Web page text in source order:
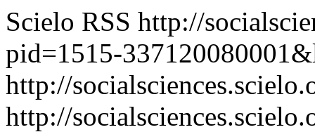
Scielo RSS http://
pid=1515-
http://
http://